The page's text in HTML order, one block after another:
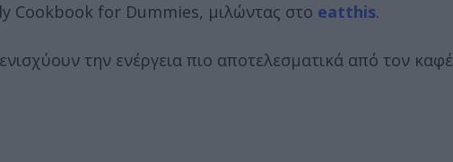
Cookbook for Dummies, μιλώντας στο eatthis.
την ενέργεια πιο αποτελεσματικά από τον